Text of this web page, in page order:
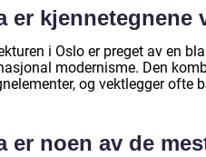
er
i Oslo er preget av en
modernisme. Den
og vektlegger
er noen av de